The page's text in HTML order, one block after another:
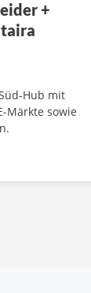
+
Hub mit
Märkte sowie